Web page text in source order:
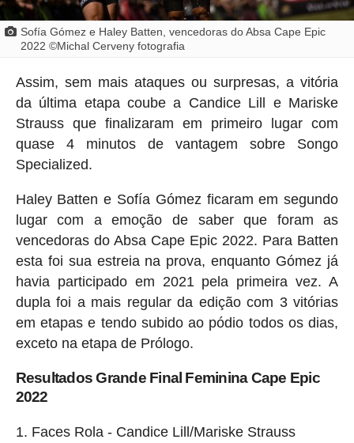
Sofía Gómez e Haley Batten, vencedoras do Absa Cape Epic
2022 ©Michal Cerveny fotografia
Assim, sem mais ataques ou surpresas, a vitória
da última etapa coube a Candice Lill e Mariske
Strauss que finalizaram em primeiro lugar com
quase 4 minutos de vantagem sobre Songo
Specialized.
Haley Batten e Sofía Gómez ficaram em segundo
lugar com a emoção de saber que foram as
vencedoras do Absa Cape Epic 2022. Para Batten
esta foi sua estreia na prova, enquanto Gómez já
havia participado em 2021 pela primeira vez. A
dupla foi a mais regular da edição com 3 vitórias
em etapas e tendo subido ao pódio todos os dias,
exceto na etapa de Prólogo.
Resultados Grande Final Feminina Cape Epic
2022
Faces Rola - Candice Lill/Mariske Strauss